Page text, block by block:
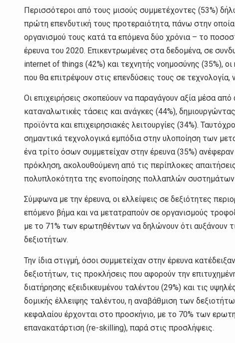
Περισσότεροι από τους μισούς συμμετέχοντες (53%)
πρώτη επενδυτική τους προτεραιότητα, πάνω στην
οργανισμού τους κατά τα επόμενα δύο χρόνια – το
έρευνα του 2020. Επικεντρωμένες στα δεδομένα, σε
internet of things (42%) και τεχνητής νοημοσύνης (35%),
που θα επιτρέψουν στις επενδύσεις τους σε τεχνολογία,
Οι επιχειρήσεις σκοπεύουν να παραγάγουν αξία μέσα
καταναλωτικές τάσεις και ανάγκες (44%),
προϊόντα και επιχειρησιακές λειτουργίες (34%).
σημαντικά τεχνολογικά εμπόδια στην υλοποίηση των
ένα τρίτο όσων συμμετείχαν στην έρευνα (35%)
πρόκληση, ακολουθούμενη από τις περίπλοκες
πολυπλοκότητα της ενοποίησης πολλαπλών συστημάτων
Σύμφωνα με την έρευνα, οι ελλείψεις σε δεξιότητες
επόμενο βήμα και να μετατραπούν σε οργανισμούς
με το 71% των ερωτηθέντων να δηλώνουν ότι αυξάνουν
δεξιοτήτων.
Την ίδια στιγμή, όσοι συμμετείχαν στην έρευνα
δεξιοτήτων, τις προκλήσεις που αφορούν την
διατήρησης εξειδικευμένου ταλέντου (29%) και τις
δομικής έλλειψης ταλέντου, η αναβάθμιση των
κεφαλαίου έρχονται στο προσκήνιο, με το 70% των
επανακατάρτιση (re-skilling), παρά στις προσλήψεις.